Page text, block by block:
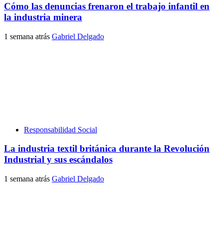
Cómo las denuncias frenaron el trabajo infantil en
la industria minera
1 semana atrás Gabriel Delgado
Responsabilidad Social
La industria textil británica durante la Revolución
Industrial y sus escándalos
1 semana atrás Gabriel Delgado